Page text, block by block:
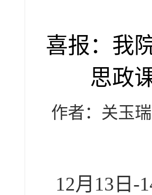
喜报：我
思政
作者：关玉瑞
12月13日-